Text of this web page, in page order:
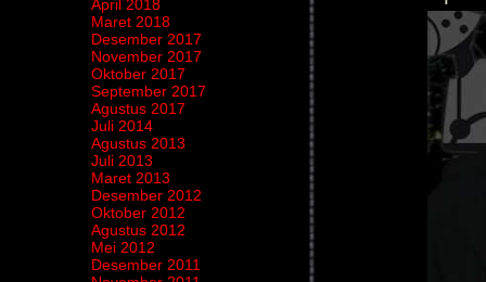
April 2018
Maret 2018
Desember 2017
November 2017
Oktober 2017
September 2017
Agustus 2017
Juli 2014
Agustus 2013
Juli 2013
Maret 2013
Desember 2012
Oktober 2012
Agustus 2012
Mei 2012
Desember 2011